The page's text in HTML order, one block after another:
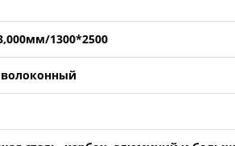
1300*2500
волоконный